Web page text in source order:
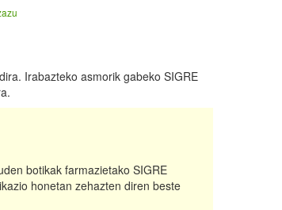
Irabazteko asmorik gabeko SIGRE
botikak farmazietako SIGRE
honetan zehazten diren beste